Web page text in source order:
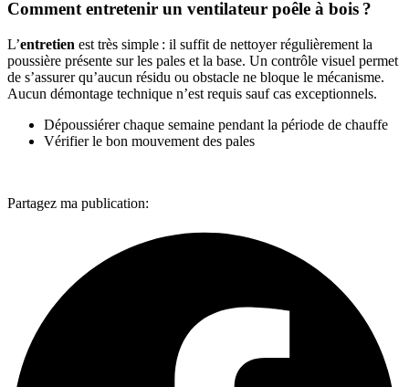
Comment entretenir un ventilateur poêle à bois ?
L’entretien est très simple : il suffit de nettoyer régulièrement la
poussière présente sur les pales et la base. Un contrôle visuel permet
de s’assurer qu’aucun résidu ou obstacle ne bloque le mécanisme.
Aucun démontage technique n’est requis sauf cas exceptionnels.
Dépoussiérer chaque semaine pendant la période de chauffe
Vérifier le bon mouvement des pales
Partagez ma publication: